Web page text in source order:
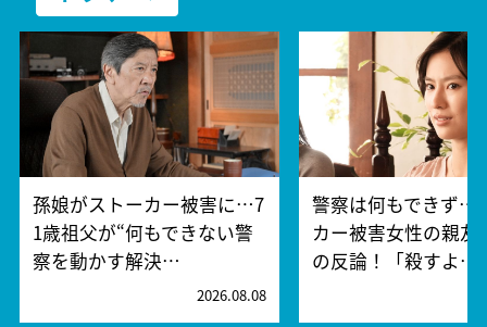
孫娘がストーカー被害に…7
1歳祖父が“何もできない警
察を動かす解決…
2026.08.08
警察は何もできず…
カー被害女性の親友
の反論！「殺すよ…